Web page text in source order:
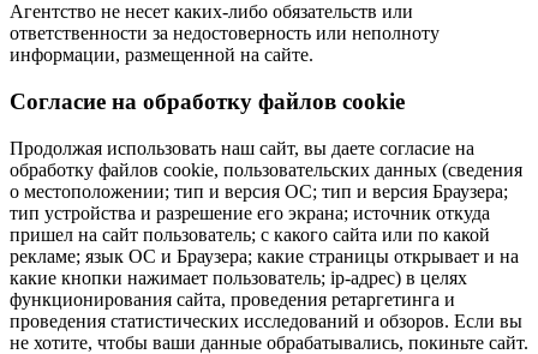
Агентство не несет каких-либо обязательств или
ответственности за недостоверность или неполноту
информации, размещенной на сайте.
Cогласие на обработку файлов cookie
Продолжая использовать наш сайт, вы даете согласие на
обработку файлов cookie, пользовательских данных (сведения
о местоположении; тип и версия ОС; тип и версия Браузера;
тип устройства и разрешение его экрана; источник откуда
пришел на сайт пользователь; с какого сайта или по какой
рекламе; язык ОС и Браузера; какие страницы открывает и на
какие кнопки нажимает пользователь; ip-адрес) в целях
функционирования сайта, проведения ретаргетинга и
проведения статистических исследований и обзоров. Если вы
не хотите, чтобы ваши данные обрабатывались, покиньте сайт.